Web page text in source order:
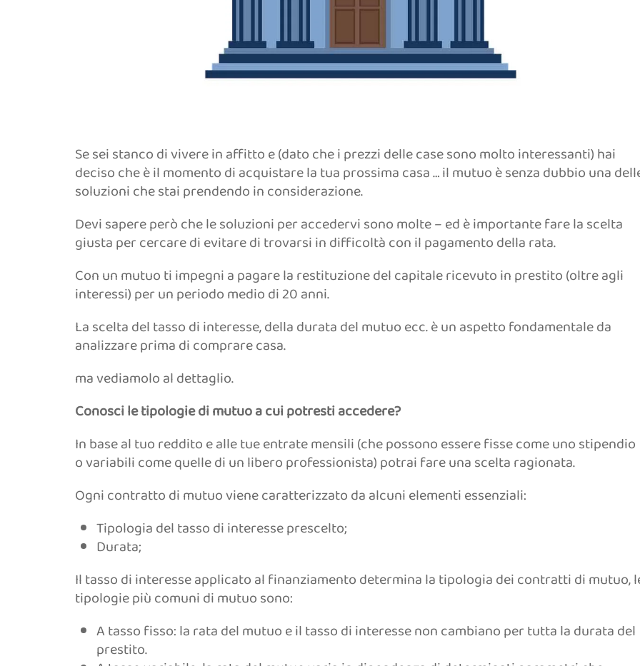
Se sei stanco di vivere in affitto e (dato che i prezzi delle case sono molto interessanti) hai
deciso che è il momento di acquistare la tua prossima casa … il mutuo è senza dubbio una
soluzioni che stai prendendo in considerazione.
Devi sapere però che le soluzioni per accedervi sono molte – ed è importante fare la scelta
giusta per cercare di evitare di trovarsi in difficoltà con il pagamento della rata.
Con un mutuo ti impegni a pagare la restituzione del capitale ricevuto in prestito (oltre agli
interessi) per un periodo medio di 20 anni.
La scelta del tasso di interesse, della durata del mutuo ecc. è un aspetto fondamentale da
analizzare prima di comprare casa.
ma vediamolo al dettaglio.
Conosci le tipologie di mutuo a cui potresti accedere?
In base al tuo reddito e alle tue entrate mensili (che possono essere fisse come uno stipendio
o variabili come quelle di un libero professionista) potrai fare una scelta ragionata.
Ogni contratto di mutuo viene caratterizzato da alcuni elementi essenziali:
Tipologia del tasso di interesse prescelto;
Durata;
Il tasso di interesse applicato al finanziamento determina la tipologia dei contratti di mutuo,
tipologie più comuni di mutuo sono:
A tasso fisso: la rata del mutuo e il tasso di interesse non cambiano per tutta la durata del
prestito.